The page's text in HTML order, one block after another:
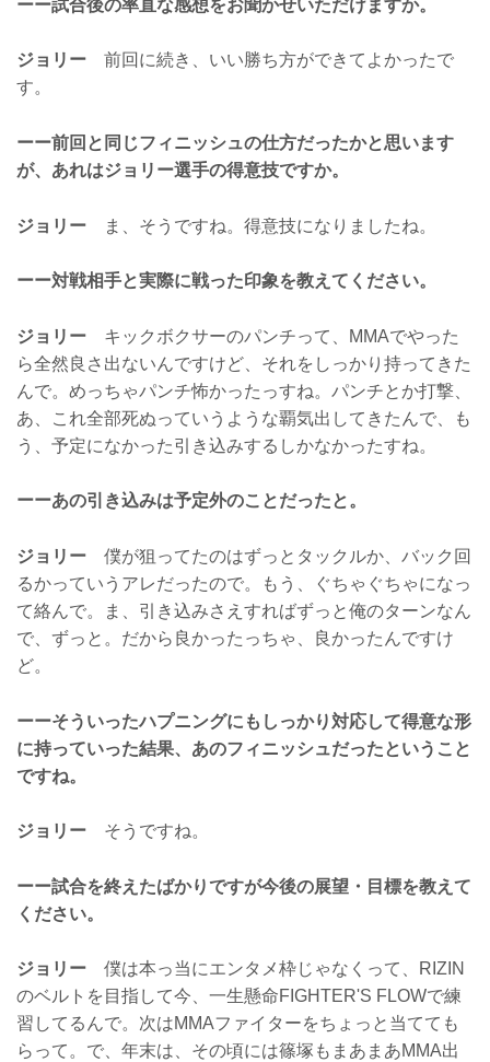
ーー試合後の率直な感想をお聞かせいただけますか。
ジョリー 前回に続き、いい勝ち方ができてよかったで
す。
ーー前回と同じフィニッシュの仕方だったかと思います
が、あれはジョリー選手の得意技ですか。
ジョリー ま、そうですね。得意技になりましたね。
ーー対戦相手と実際に戦った印象を教えてください。
ジョリー キックボクサーのパンチって、MMAでやった
ら全然良さ出ないんですけど、それをしっかり持ってきた
んで。めっちゃパンチ怖かったっすね。パンチとか打撃、
あ、これ全部死ぬっていうような覇気出してきたんで、も
う、予定になかった引き込みするしかなかったすね。
ーーあの引き込みは予定外のことだったと。
ジョリー 僕が狙ってたのはずっとタックルか、バック回
るかっていうアレだったので。もう、ぐちゃぐちゃになっ
て絡んで。ま、引き込みさえすればずっと俺のターンなん
で、ずっと。だから良かったっちゃ、良かったんですけ
ど。
ーーそういったハプニングにもしっかり対応して得意な形
に持っていった結果、あのフィニッシュだったということ
ですね。
ジョリー そうですね。
ーー試合を終えたばかりですが今後の展望・目標を教えて
ください。
ジョリー 僕は本っ当にエンタメ枠じゃなくって、RIZIN
のベルトを目指して今、一生懸命FIGHTER'S FLOWで練
習してるんで。次はMMAファイターをちょっと当てても
らって。で、年末は、その頃には篠塚もまあまあMMA出